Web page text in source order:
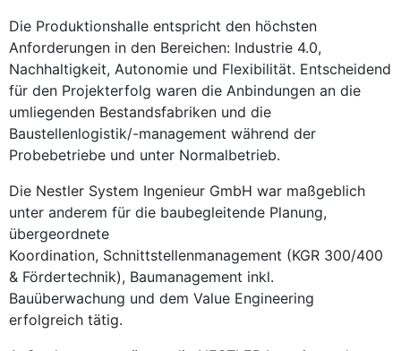
Die Produktionshalle entspricht den höchsten
Anforderungen in den Bereichen: Industrie 4.0,
Nachhaltigkeit, Autonomie und Flexibilität. Entscheidend
für den Projekterfolg waren die Anbindungen an die
umliegenden Bestandsfabriken und die
Baustellenlogistik/-management während der
Probebetriebe und unter Normalbetrieb.
Die Nestler System Ingenieur GmbH war maßgeblich
unter anderem für die baubegleitende Planung,
übergeordnete
Koordination, Schnittstellenmanagement (KGR 300/400
& Fördertechnik), Baumanagement inkl.
Bauüberwachung und dem Value Engineering
erfolgreich tätig.